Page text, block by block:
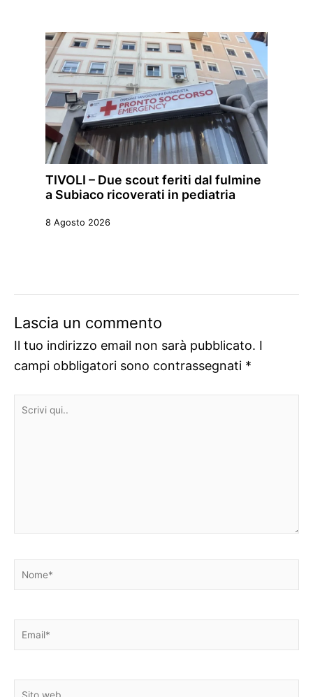
TIVOLI – Due scout feriti dal fulmine
a Subiaco ricoverati in pediatria
8 Agosto 2026
Lascia un commento
Il tuo indirizzo email non sarà pubblicato. I
campi obbligatori sono contrassegnati *
Scrivi
Nome*
Email*
Sito